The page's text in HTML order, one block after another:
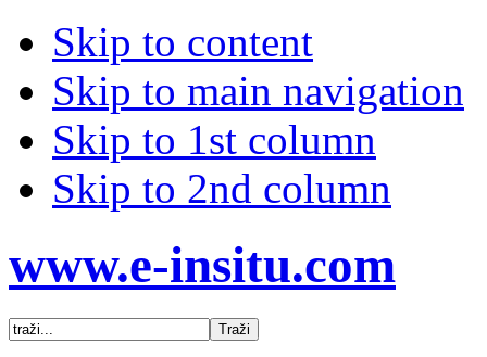
Skip to content
Skip to main navigation
Skip to 1st column
Skip to 2nd column
www.e-insitu.com